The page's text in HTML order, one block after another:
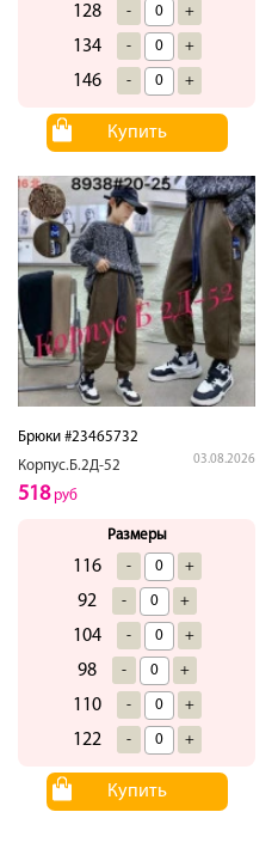
128 - +
134 - +
146 - +
Купить
Брюки #23465732
Корпус.Б.2Д-52
03.08.2026
518руб
Размеры
116 - +
92 - +
104 - +
98 - +
110 - +
122 - +
Купить